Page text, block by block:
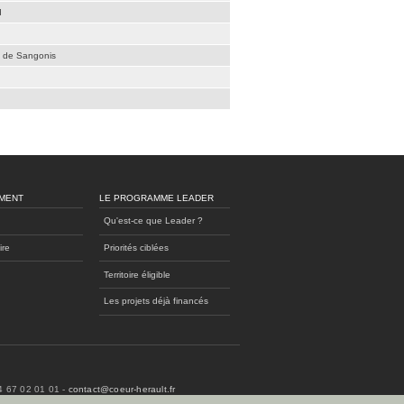
de Sangonis
LE PROGRAMME LEADER
Qu'est-ce que Leader ?
Priorités ciblées
Territoire éligible
Les projets déjà financés
67 02 01 01 - contact@coeur-herault.fr